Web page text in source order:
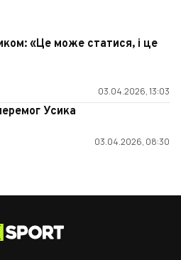
«Це може статися, і це
03.04.2026, 13:03
Усика
03.04.2026, 08:30